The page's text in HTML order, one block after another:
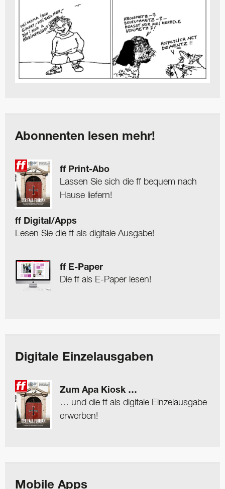
Abonnenten lesen mehr!
ff Print-Abo
Lassen Sie sich die ff bequem nach
Hause liefern!
ff Digital/Apps
Lesen Sie die ff als digitale Ausgabe!
ff E-Paper
Die ff als E-Paper lesen!
Digitale Einzelausgaben
Zum Apa Kiosk …
… und die ff als digitale Einzelausgabe
erwerben!
Mobile Apps